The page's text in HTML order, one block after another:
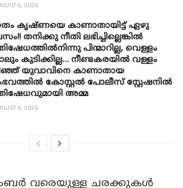
6, 2026
കൃഷ്ണയെ കാണാതായിട്ട് ഏഴു
തനിക്കു നീതി ലഭിച്ചില്ലെങ്കിൽ
പിന്മാറില്ല, വെള്ളം
കുടിക്കില്ല… നീണ്ടകരയിൽ വള്ളം
യുവാവിനെ കാണാതായ
കോസ്റ്റൽ പോലീസ് സ്റ്റേഷനിൽ
അമ്മ
6, 2026
വരെയുള്ള ചരക്കുകൾ